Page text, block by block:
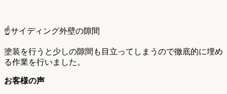
☝️サイディング外壁の隙間
塗装を行うと少しの隙間も目立ってしまうので徹底的に埋め
る作業を行いました。
お客様の声